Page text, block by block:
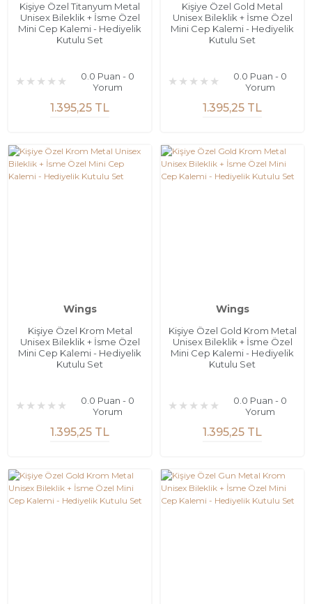
Kişiye Özel Titanyum Metal
Unisex Bileklik + İsme Özel
Mini Cep Kalemi - Hediyelik
Kutulu Set
0.0 Puan - 0
Yorum
1.395,25 TL
Kişiye Özel Gold Metal
Unisex Bileklik + İsme Özel
Mini Cep Kalemi - Hediyelik
Kutulu Set
0.0 Puan - 0
Yorum
1.395,25 TL
Wings
Kişiye Özel Krom Metal
Unisex Bileklik + İsme Özel
Mini Cep Kalemi - Hediyelik
Kutulu Set
0.0 Puan - 0
Yorum
1.395,25 TL
Wings
Kişiye Özel Gold Krom Metal
Unisex Bileklik + İsme Özel
Mini Cep Kalemi - Hediyelik
Kutulu Set
0.0 Puan - 0
Yorum
1.395,25 TL